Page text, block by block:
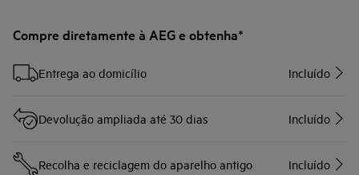
Compre diretamente à AEG e obtenha*
Entrega ao domicílio Incluído
Devolução ampliada até 30 dias Incluído
Recolha e reciclagem do aparelho antigo Incluído